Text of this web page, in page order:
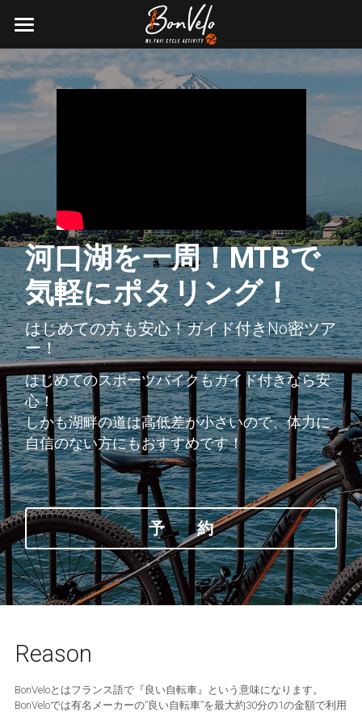
HOME
Activitys
河口湖を一周！MTBで
気軽にポタリング！
はじめての方も安心！ガイド付きNo密ツア
ー！
はじめてのスポーツバイクもガイド付きなら安
心！
しかも湖畔の道は高低差が小さいので、体力に
自信のない方にもおすすめです！
予 約
Reason
BonVeloとはフランス語で『良い自転車』という意味になります。
BonVeloでは有名メーカーの”良い自転車”を最大約30分の1の金額で利用
ブログカテゴリー
すべてのカテゴリ